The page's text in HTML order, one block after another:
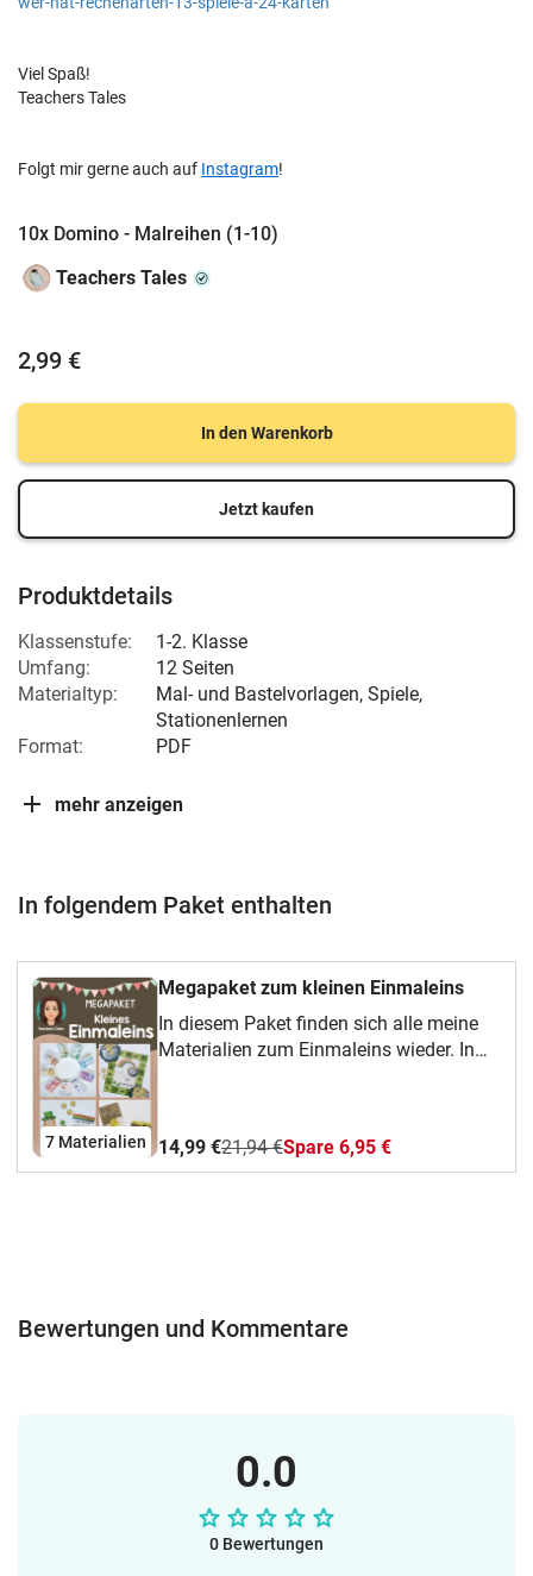
Viel Spaß!
Teachers Tales
Folgt mir gerne auch auf Instagram!
10x Domino - Malreihen (1-10)
Teachers Tales
2,99 €
In den Warenkorb
Jetzt kaufen
Produktdetails
Klassenstufe:
1-2. Klasse
Umfang:
12 Seiten
Materialtyp:
Mal- und Bastelvorlagen, Spiele,
Stationenlernen
Format:
PDF
mehr anzeigen
In folgendem Paket enthalten
7 Materialien
Megapaket zum kleinen Einmaleins
In diesem Paket finden sich alle meine
Materialien zum Einmaleins wieder. In
wünsche dir ganz viel Spaß mit dem
14,99 €21,94 €Spare 6,95 €
Bewertungen und Kommentare
0.0
0 Bewertungen